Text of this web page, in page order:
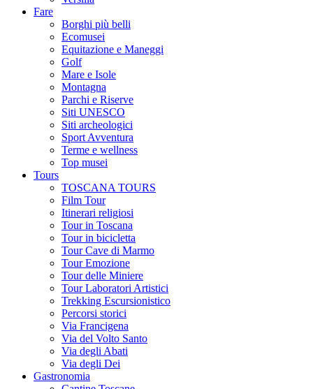
Fare
Borghi più belli
Ecomusei
Equitazione e Maneggi
Golf
Mare e Isole
Montagna
Parchi e Riserve
Siti UNESCO
Siti archeologici
Sport Avventura
Terme e wellness
Top musei
Tours
TOSCANA TOURS
Film Tour
Itinerari religiosi
Tour in Toscana
Tour in bicicletta
Tour Cave di Marmo
Tour Emozione
Tour delle Miniere
Tour Laboratori Artistici
Trekking Escursionistico
Percorsi storici
Via Francigena
Via del Volto Santo
Via degli Abati
Via degli Dei
Gastronomia